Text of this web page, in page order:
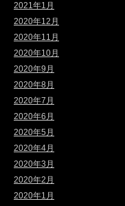
2021年1月
2020年12月
2020年11月
2020年10月
2020年9月
2020年8月
2020年7月
2020年6月
2020年5月
2020年4月
2020年3月
2020年2月
2020年1月